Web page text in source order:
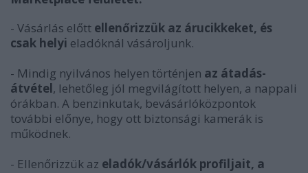
- Vásárlás előtt ellenőrizzük az árucikkeket, és
csak helyi eladóknál vásároljunk.
- Mindig nyilvános helyen történjen az átadás-
átvétel, lehetőleg jól megvilágított helyen, a nappali
órákban. A benzinkutak, bevásárlóközpontok
további előnye, hogy ott biztonsági kamerák is
működnek.
- Ellenőrizzük az eladók/vásárlók profiljait, a